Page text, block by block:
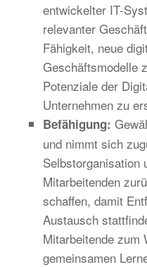
entwickelter IT-
relevanter
Fähigkeit, neue
Geschäftsmodelle
Potenziale der
Unternehmen zu
Befähigung:
und nimmt sich
Selbstorganisation
Mitarbeitenden
schaffen, damit
Austausch
Mitarbeitende zum
gemeinsamen